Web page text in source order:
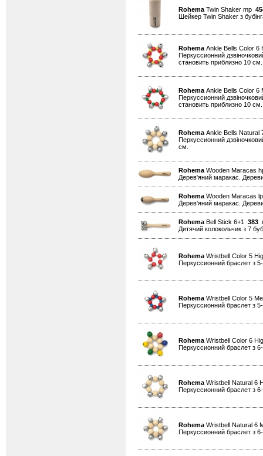
Rohema Twin Shaker mp
Шейкер Twin Shaker з
Rohema Ankle Bells Color
Перкуссионний
становить приблизно 10 см.
Rohema Ankle Bells Color
Перкуссионний
становить приблизно 10 см.
Rohema Ankle Bells
Перкуссионний
см.
Rohema Wooden Maracas
Дерев'яний маракас.
Rohema Wooden Maracas
Дерев'яний маракас.
Rohema Bell Stick 6+1 383
Дитячий колокольчик з 7
Rohema Wristbell Color 5
Перкуссионний браслет з
Rohema Wristbell Color 5
Перкуссионний браслет з
Rohema Wristbell Color 6
Перкуссионний браслет з
Rohema Wristbell Natural 6
Перкуссионний браслет з
Rohema Wristbell Natural 6
Перкуссионний браслет з